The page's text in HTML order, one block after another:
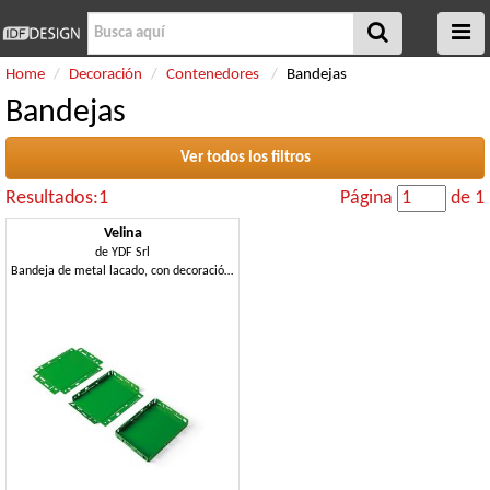
Home Decoración Contenedores Bandejas
Bandejas
Ver todos los filtros
Resultados:1 Página de 1
Velina
de YDF Srl
Bandeja de metal lacado, con decoración de corte por láser